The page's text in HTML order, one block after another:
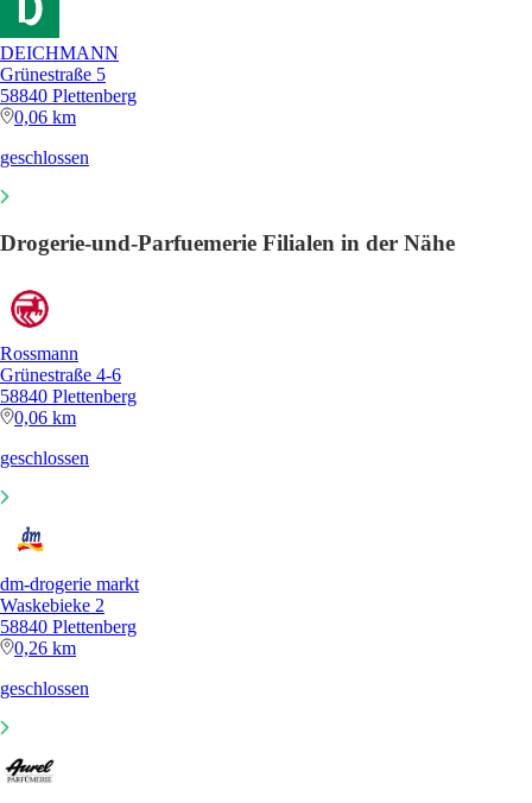
DEICHMANN
Grünestraße 5
58840 Plettenberg
0,06 km
geschlossen
Drogerie-und-Parfuemerie Filialen in der Nähe
Rossmann
Grünestraße 4-6
58840 Plettenberg
0,06 km
geschlossen
dm-drogerie markt
Waskebieke 2
58840 Plettenberg
0,26 km
geschlossen